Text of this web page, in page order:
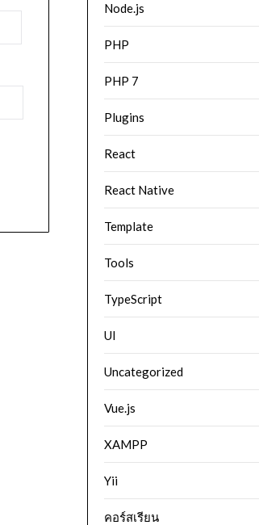
Node.js
PHP
PHP 7
Plugins
React
React Native
Template
Tools
TypeScript
UI
Uncategorized
Vue.js
XAMPP
Yii
คอร์สเรียน